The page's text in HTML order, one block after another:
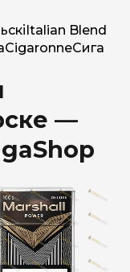
Italian Blend
CigaronneСига
—